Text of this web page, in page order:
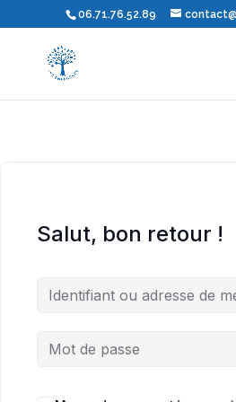
06.71.76.52.89
Salut, bon retour !